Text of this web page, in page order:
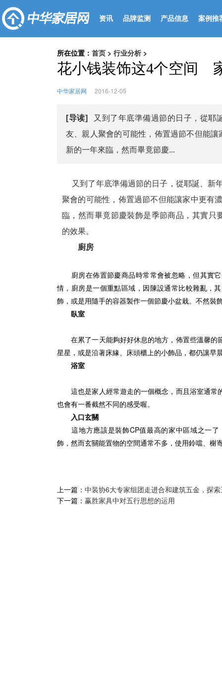
资讯 品牌监测 产品信息 案例推
所在位置： 首页 > 行业分析 >
花小钱装饰这4个空间
中华家居网 2016-12-05
[导读]
又到了年底準備過節的日子，從耶
友、親人聚會的可能性，佈置過節不但能
新的一年來臨，然而畢竟節慶...
又到了年底準備過節的日子，從耶誕、新
聚會的可能性，佈置過節不但能讓家中更有
臨，然而畢竟節慶裝飾是季節商品，其實只
的效果。
廚房
廚房在佈置節慶商品時常常會被忽略，但其實它
情，廚房是一個重點區域，因陳設通常比較雜亂，
飾，或是用隨手的容器製作一個節慶小盆栽。不然裝
臥室
在累了一天能夠好好休息的地方，佈置些溫馨的
星星，或是沿著床緣、床頭櫃上的小飾品，都仍讓早
浴室
這也是家人經常遊走的一個概念，而且浴室通常
也會有一番截然不同的感受喔。
入口玄關
這地方應該是裝飾CP值最高的家中區域之一了
飾，然而玄關能置物的空間通常不多，使用鈴噹、榭
上一篇： 中装协6大专家组团走进合和建筑五金，探
下一篇： 赢胜家具中对五行思想的运用